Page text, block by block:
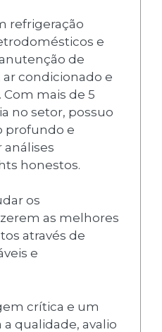
refrigeração
e
de
ar condicionado e
mais de 5
no setor, possuo
profundo e
análises
honestos.
os
as melhores
através de
e
crítica e um
qualidade, avalio